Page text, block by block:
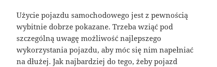
Użycie pojazdu samochodowego jest z pewnością
wybitnie dobrze pokazane. Trzeba wziąć pod
szczególną uwagę możliwość najlepszego
wykorzystania pojazdu, aby móc się nim napełniać
na dłużej. Jak najbardziej do tego, żeby pojazd